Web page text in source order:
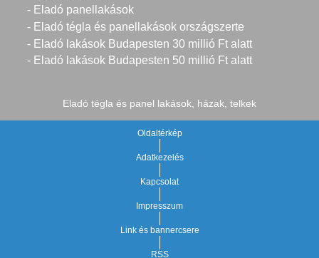
- Eladó panellakások
- Eladó tégla és panellakások országszerte
- Eladó lakások Budapesten 30 millió Ft alatt
- Eladó lakások Budapesten 50 millió Ft alatt
Eladó tégla és panel lakások, házak, telkek
Oldaltérkép
Adatkezelés
Kapcsolat
Impresszum
Link és bannercsere
RSS